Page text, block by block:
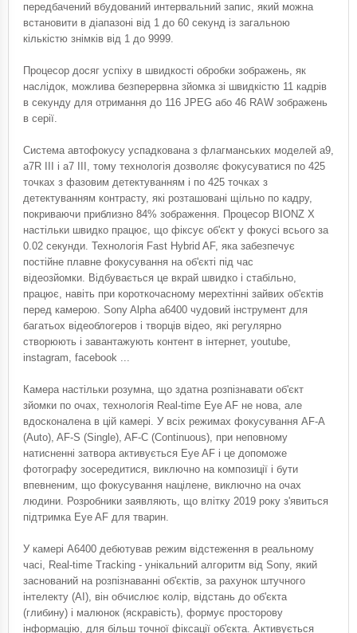
передбачений вбудований интервальний запис, який можна
встановити в діапазоні від 1 до 60 секунд із загальною
кількістю знімків від 1 до 9999.
Процесор досяг успіху в швидкості обробки зображень, як
наслідок, можлива безперервна зйомка зі швидкістю 11 кадрів
в секунду для отримання до 116 JPEG або 46 RAW зображень
в серії.
Система автофокусу успадкована з флагманських моделей a9,
a7R III і a7 III, тому технологія дозволяє фокусуватися по 425
точках з фазовим детектуванням і по 425 точках з
детектуванням контрасту, які розташовані щільно по кадру,
покриваючи приблизно 84% зображення. Процесор BIONZ X
настільки швидко працює, що фіксує об'єкт у фокусі всього за
0.02 секунди. Технологія Fast Hybrid AF, яка забезпечує
постійне плавне фокусування на об'єкті під час
відеозйомки. Відбувається це вкрай швидко і стабільно,
працює, навіть при короткочасному мерехтінні зайвих об'єктів
перед камерою. Sony Alpha a6400 чудовий інструмент для
багатьох відеоблогеров і творців відео, які регулярно
створюють і завантажують контент в інтернет, youtube,
instagram, facebook ...
Камера настільки розумна, що здатна розпізнавати об'єкт
зйомки по очах, технологія Real-time Eye AF не нова, але
вдосконалена в цій камері. У всіх режимах фокусування AF-A
(Auto), AF-S (Single), AF-C (Continuous), при неповному
натисненні затвора активується Eye AF і це допоможе
фотографу зосередитися, виключно на композиції і бути
впевненим, що фокусування націлене, виключно на очах
людини. Розробники заявляють, що влітку 2019 року з'явиться
підтримка Eye AF для тварин.
У камері A6400 дебютував режим відстеження в реальному
часі, Real-time Tracking - унікальний алгоритм від Sony, який
заснований на розпізнаванні об'єктів, за рахунок штучного
інтелекту (AI), він обчислює колір, відстань до об'єкта
(глибину) і малюнок (яскравість), формує просторову
інформацію, для більш точної фіксації об'єкта. Активується